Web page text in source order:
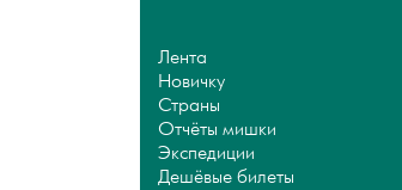
Лента
Новичку
Страны
Отчёты мишки
Экспедиции
Дешёвые билеты